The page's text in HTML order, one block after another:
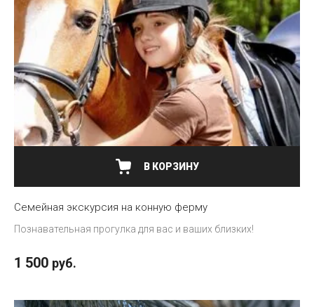
В КОРЗИНУ
Семейная экскурсия на конную ферму
Познавательная прогулка для вас и ваших близких!
1 500 руб.